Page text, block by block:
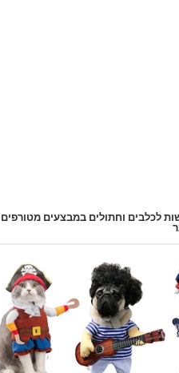
לכלבים וחתולים במבצעים